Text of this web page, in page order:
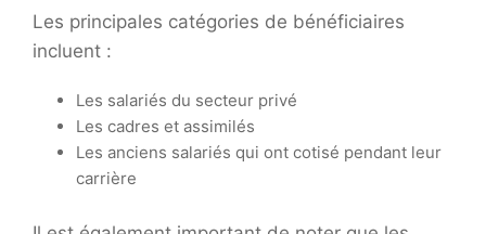
Les principales catégories de bénéficiaires
incluent :
Les salariés du secteur privé
Les cadres et assimilés
Les anciens salariés qui ont cotisé pendant leur
carrière